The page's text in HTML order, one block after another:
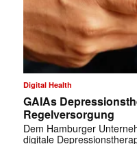
Digital Health
GAIAs
Regelversorgung
Dem Hamburger
digitale